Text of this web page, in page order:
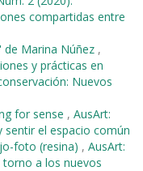
compartidas entre
de Marina Núñez ,
y prácticas en
Nuevos
for sense , AusArt:
sentir el espacio común
foto (resina) , AusArt:
torno a los nuevos